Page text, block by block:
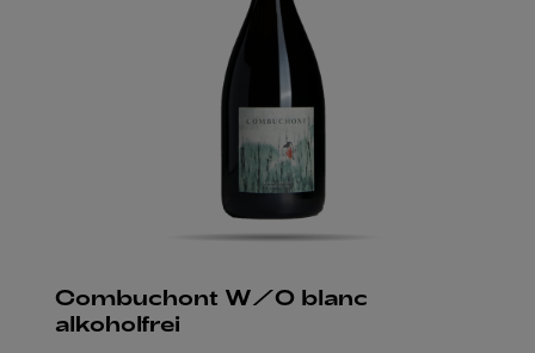
Combuchont W/O blanc
alkoholfrei